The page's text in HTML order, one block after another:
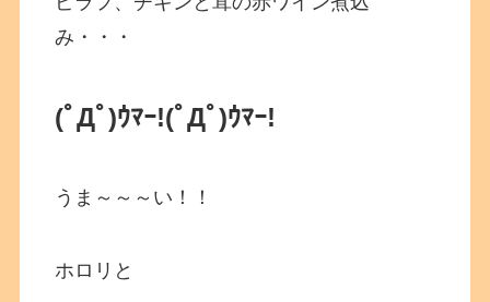
み・・・
(ﾟДﾟ)ｳﾏｰ!(ﾟДﾟ)ｳﾏｰ!
うま～～～い！！
ホロリと